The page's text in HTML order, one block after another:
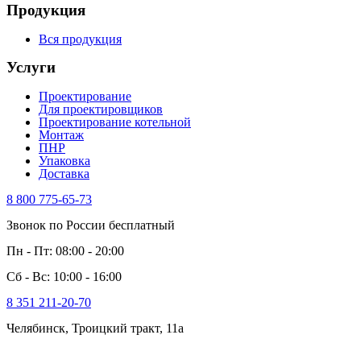
Продукция
Вся продукция
Услуги
Проектирование
Для проектировщиков
Проектирование котельной
Монтаж
ПНР
Упаковка
Доставка
8 800 775-65-73
Звонок по России бесплатный
Пн - Пт: 08:00 - 20:00
Сб - Вс: 10:00 - 16:00
8 351 211-20-70
Челябинск, Троицкий тракт, 11а